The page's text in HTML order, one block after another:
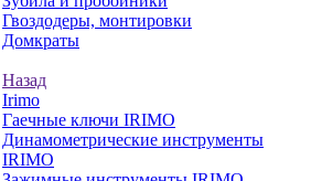
Гвоздодеры, монтировки
Домкраты
Назад
Irimo
Гаечные ключи IRIMO
Динамометрические инструменты
IRIMO